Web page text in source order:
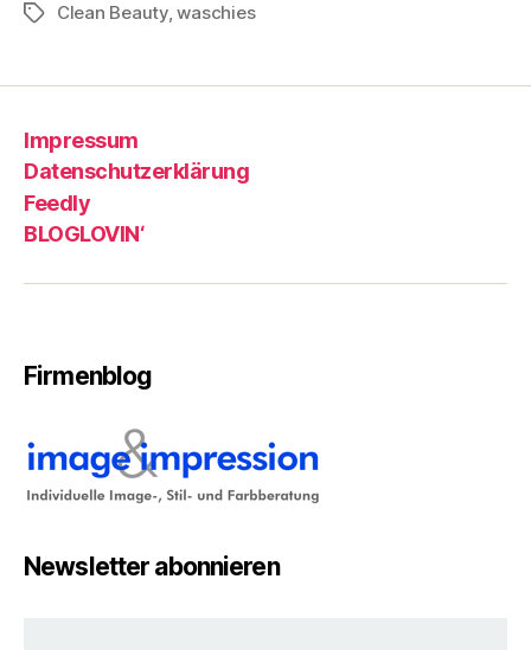
Schlagwörter
Clean Beauty,waschies
Impressum
Datenschutzerklärung
Feedly
BLOGLOVIN‘
Firmenblog
Newsletter abonnieren